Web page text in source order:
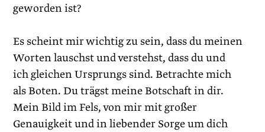
geworden ist?
Es scheint mir wichtig zu sein, dass du meinen
Worten lauschst und verstehst, dass du und
ich gleichen Ursprungs sind. Betrachte mich
als Boten. Du trägst meine Botschaft in dir.
Mein Bild im Fels, von mir mit großer
Genauigkeit und in liebender Sorge um dich